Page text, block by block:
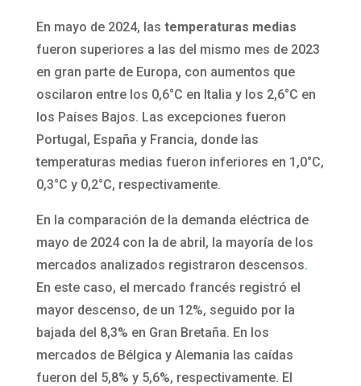
En mayo de 2024, las temperaturas medias
fueron superiores a las del mismo mes de 2023
en gran parte de Europa, con aumentos que
oscilaron entre los 0,6°C en Italia y los 2,6°C en
los Países Bajos. Las excepciones fueron
Portugal, España y Francia, donde las
temperaturas medias fueron inferiores en 1,0°C,
0,3°C y 0,2°C, respectivamente.
En la comparación de la demanda eléctrica de
mayo de 2024 con la de abril, la mayoría de los
mercados analizados registraron descensos.
En este caso, el mercado francés registró el
mayor descenso, de un 12%, seguido por la
bajada del 8,3% en Gran Bretaña. En los
mercados de Bélgica y Alemania las caídas
fueron del 5,8% y 5,6%, respectivamente. El